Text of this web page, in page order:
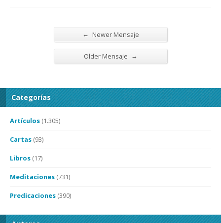
← Newer Mensaje
Older Mensaje →
Categorías
Artículos (1.305)
Cartas (93)
Libros (17)
Meditaciones (731)
Predicaciones (390)